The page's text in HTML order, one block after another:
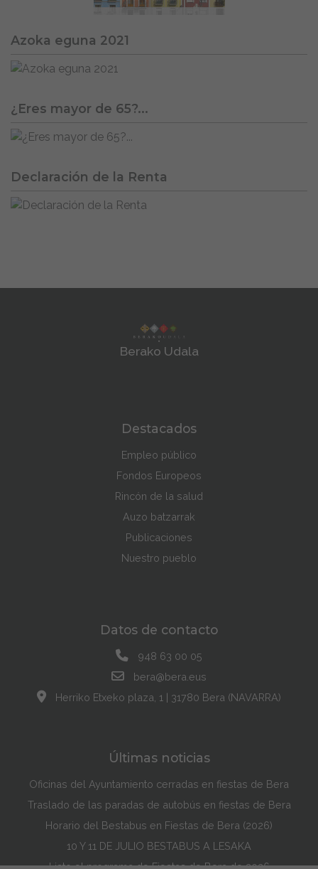
Azoka eguna 2021
¿Eres mayor de 65?...
Declaración de la Renta
Berako Udala
Destacados
Empleo público
Fondos Europeos
Rincón de la salud
Auzo batzarrak
Publicaciones
Nuestro pueblo
Datos de contacto
948 63 00 05
bera@bera.eus
Herriko Etxeko plaza, 1 | 31780 Bera (NAVARRA)
Últimas noticias
Oficinas del Ayuntamiento cerradas en fiestas de Bera
Traslado de las paradas de autobús en fiestas de Bera
Horario del Bestabus en Fiestas de Bera (2026)
10 Y 11 DE JULIO BESTABUS A LESAKA
Listo el programa de Fiestas de Bera de 2026